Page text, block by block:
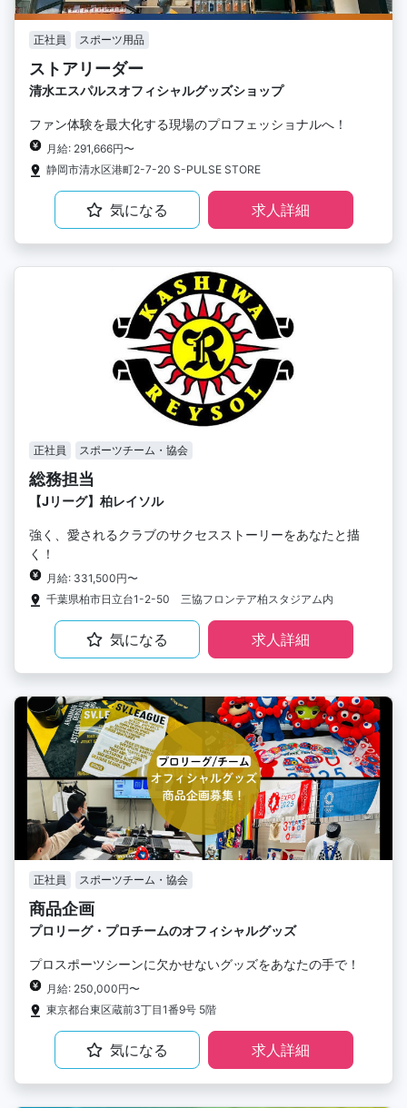
正社員 スポーツ用品
ストアリーダー
清水エスパルスオフィシャルグッズショップ
ファン体験を最大化する現場のプロフェッショナルへ！
月給: 291,666円〜
静岡市清水区港町2-7-20 S-PULSE STORE
気になる 求人詳細
正社員 スポーツチーム・協会
総務担当
【Jリーグ】柏レイソル
強く、愛されるクラブのサクセスストーリーをあなたと描
く！
月給: 331,500円〜
千葉県柏市日立台1-2-50 三協フロンテア柏スタジアム内
気になる 求人詳細
正社員 スポーツチーム・協会
商品企画
プロリーグ・プロチームのオフィシャルグッズ
プロスポーツシーンに欠かせないグッズをあなたの手で！
月給: 250,000円〜
東京都台東区蔵前3丁目1番9号 5階
気になる 求人詳細